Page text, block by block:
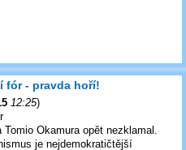
fór - pravda hoří!
12:25)
Okamura opět nezklamal.
je nejdemokratičtější